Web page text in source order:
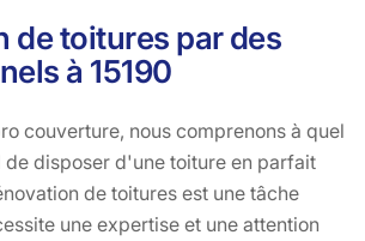
de toitures par des
à 15190
couverture, nous comprenons à quel
disposer d'une toiture en parfait
de toitures est une tâche
une expertise et une attention